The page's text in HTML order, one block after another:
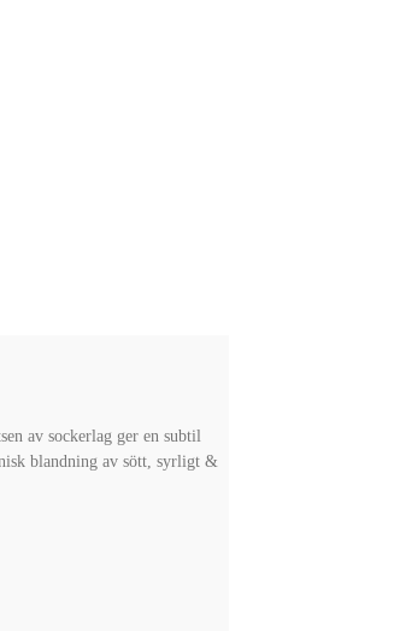
av sockerlag ger en subtil
blandning av sött, syrligt &